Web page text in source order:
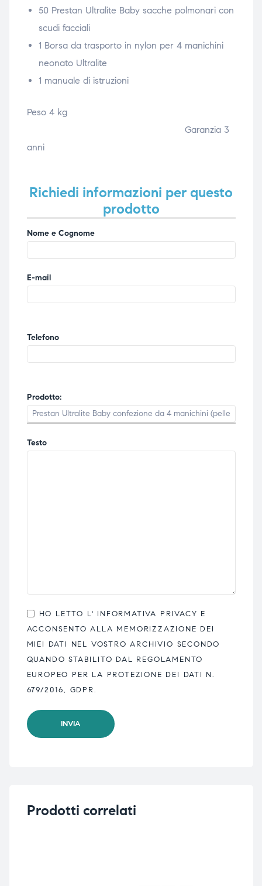
50 Prestan Ultralite Baby sacche polmonari con
scudi facciali
1 Borsa da trasporto in nylon per 4 manichini
neonato Ultralite
1 manuale di istruzioni
Peso 4 kg
Garanzia 3
anni
Richiedi informazioni per questo
prodotto
Nome e Cognome
E-mail
Telefono
Prodotto:
Testo
HO LETTO L' INFORMATIVA PRIVACY E
ACCONSENTO ALLA MEMORIZZAZIONE DEI
MIEI DATI NEL VOSTRO ARCHIVIO SECONDO
QUANDO STABILITO DAL REGOLAMENTO
EUROPEO PER LA PROTEZIONE DEI DATI N.
679/2016, GDPR.
Prodotti correlati